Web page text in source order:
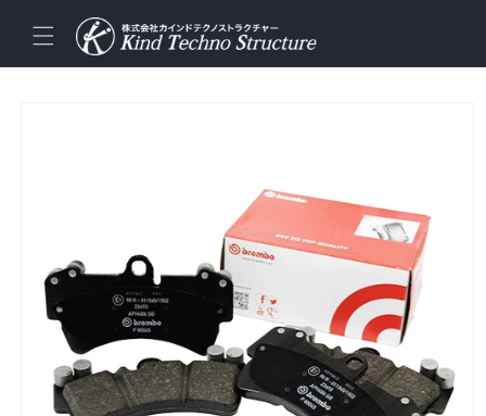
ンツに
進む